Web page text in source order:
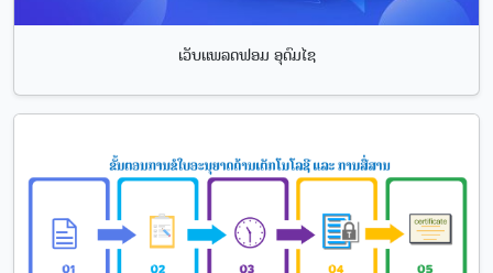
ເວັບແພລດຟອມ ອຸດົມໄຊ